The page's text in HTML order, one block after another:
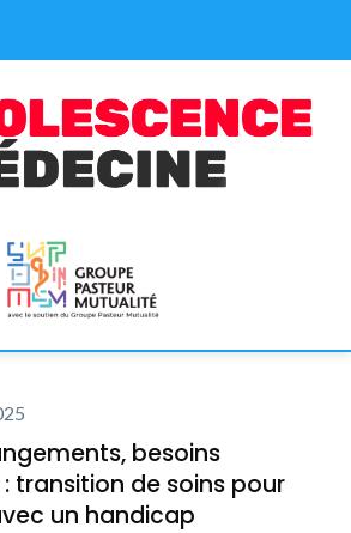
besoins
transition de soins pour
un handicap